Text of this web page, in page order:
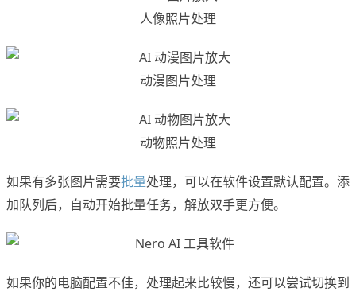
人像照片处理
动漫图片处理
动物照片处理
如果有多张图片需要批量处理，可以在软件设置默认配置。添
加队列后，自动开始批量任务，解放双手更方便。
如果你的电脑配置不佳，处理起来比较慢，还可以尝试切换到